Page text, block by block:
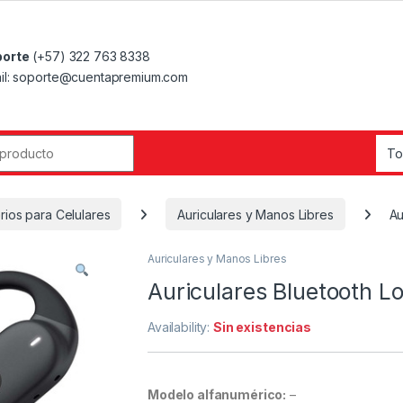
(+57) 322 763 8338
soporte@cuentapremium.com
para Celulares Auriculares y Manos Libres
Auriculares y Manos Libres
Auriculares Bluetooth
Availability:Sin existencias
Modelo alfanumérico: –